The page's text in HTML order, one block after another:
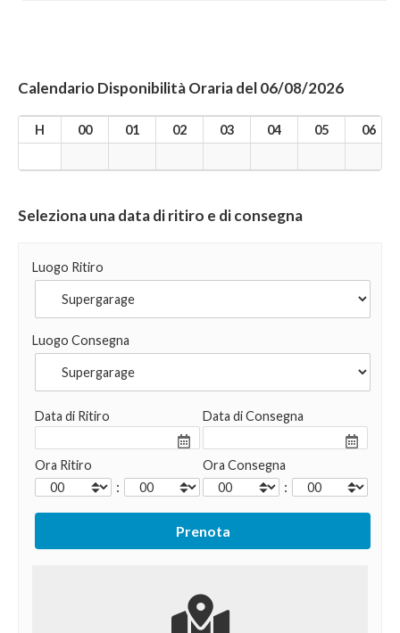
Calendario Disponibilità Oraria del 06/08/2026
H 00 01 02 03 04 05 06
Seleziona una data di ritiro e di consegna
Luogo Ritiro
Luogo Consegna
Data di Ritiro
Ora Ritiro
:
Data di Consegna
Ora Consegna
: